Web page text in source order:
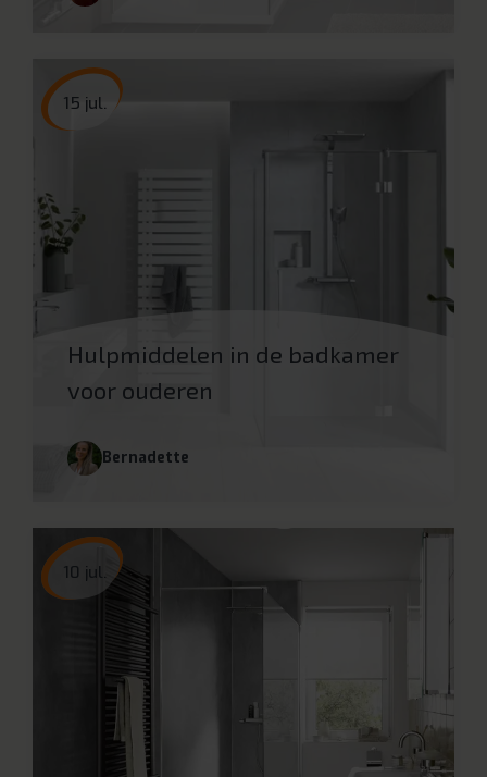
15 jul.
Hulpmiddelen in de badkamer
voor ouderen
Bernadette
10 jul.